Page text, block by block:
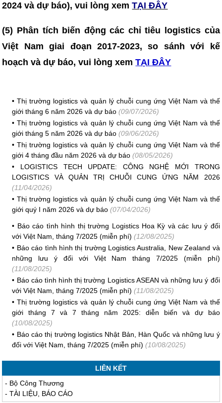
2024 và dự báo), vui lòng xemTẠI ĐÂY
(5) Phân tích biến động các chỉ tiêu logistics của
Việt Nam giai đoạn 2017-2023, so sánh với kế
hoạch và dự báo, vui lòng xemTẠI ĐÂY
•Thị trường logistics và quản lý chuỗi cung ứng Việt Nam và thế
giới tháng 6 năm 2026 và dự báo (09/07/2026)
•Thị trường logistics và quản lý chuỗi cung ứng Việt Nam và thế
giới tháng 5 năm 2026 và dự báo (09/06/2026)
•Thị trường logistics và quản lý chuỗi cung ứng Việt Nam và thế
giới 4 tháng đầu năm 2026 và dự báo (08/05/2026)
• LOGISTICS TECH UPDATE: CÔNG NGHỆ MỚI TRONG
LOGISTICS VÀ QUẢN TRỊ CHUỖI CUNG ỨNG NĂM 2026
(11/04/2026)
•Thị trường logistics và quản lý chuỗi cung ứng Việt Nam và thế
giới quý I năm 2026 và dự báo (07/04/2026)
• Báo cáo tình hình thị trường Logistics Hoa Kỳ và các lưu ý đối
với Việt Nam, tháng 7/2025 (miễn phí) (12/08/2025)
• Báo cáo tình hình thị trường Logistics Australia, New Zealand và
những lưu ý đối với Việt Nam tháng 7/2025 (miễn phí)
(11/08/2025)
• Báo cáo tình hình thị trường Logistics ASEAN và những lưu ý đối
với Việt Nam, tháng 7/2025 (miễn phí) (11/08/2025)
•Thị trường logistics và quản lý chuỗi cung ứng Việt Nam và thế
giới tháng 7 và 7 tháng năm 2025: diễn biến và dự báo
(10/08/2025)
• Báo cáo thị trường logistics Nhật Bản, Hàn Quốc và những lưu ý
đối với Việt Nam, tháng 7/2025 (miễn phí) (10/08/2025)
LIÊN KẾT
- Bộ Công Thương
-TÀI LIỆU, BÁO CÁO